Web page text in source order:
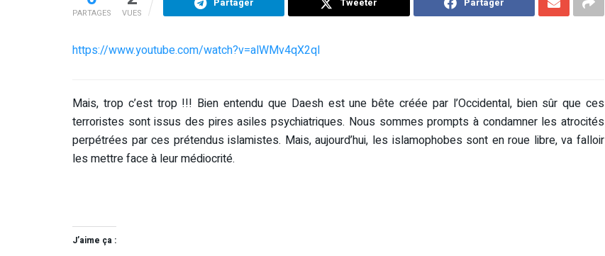
PARTAGES VUES
https://www.youtube.com/watch?v=alWMv4qX2qI
Mais, trop c’est trop !!! Bien entendu que Daesh est une bête créée par l’Occidental, bien sûr que ces
terroristes sont issus des pires asiles psychiatriques. Nous sommes prompts à condamner les atrocités
perpétrées par ces prétendus islamistes. Mais, aujourd’hui, les islamophobes sont en roue libre, va falloir
les mettre face à leur médiocrité.
J’aime ça :